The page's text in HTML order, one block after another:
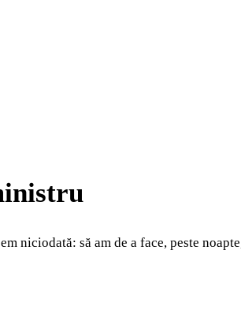
niciodată: să am de a face, peste